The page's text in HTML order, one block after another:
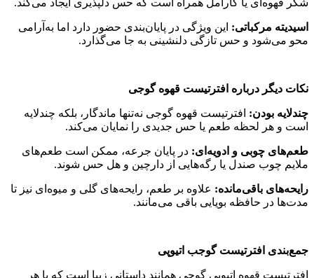
شکر قهوه‌ای یا کارامل همراه است که حس دلپذیری ایجاد می‌کند.
اسیدیته مرکباتی: این ویژگی در پایان‌بندی حضور دارد اما به‌آرامی
محو می‌شود و حس تازگی دلنشینی به جا می‌گذارد.
نکات دیگر درباره افترتیست قهوه گوجی
چندلایه بودن: افترتیست قهوه گوجی نه‌تنها ماندگار، بلکه چندلایه
است و هر لحظه طعم یا حس جدیدی را نمایان می‌کند.
طعم‌های چوبی و ادویه‌ای: در پایان جرعه، ممکن است طعم‌های
ملایم چوب صندل یا رگه‌هایی از دارچین و هل حس شوند.
رایحه‌های باقی‌مانده: علاوه بر طعم، رایحه‌های گلی و میوه‌ای نیز تا
مدت‌ها در حافظه بویایی باقی می‌مانند.
جمع‌بندی افترتیست گوجب اتیوپی
افترتیست قهوه اتیوپی گوجی همانند داستانی زیبا است که با هر